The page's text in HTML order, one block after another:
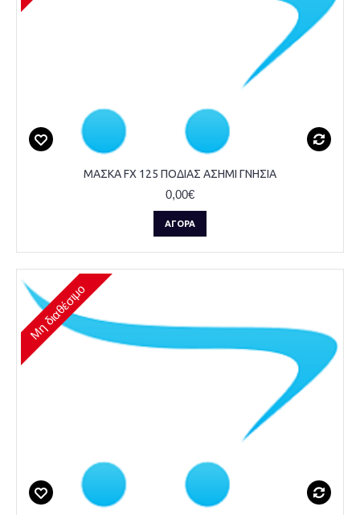
ΜΑΣΚΑ FX 125 ΠΟΔΙΑΣ ΑΣΗΜΙ ΓΝΗΣΙΑ
0,00€
ΑΓΟΡΆ
Μη διαθέσιμο